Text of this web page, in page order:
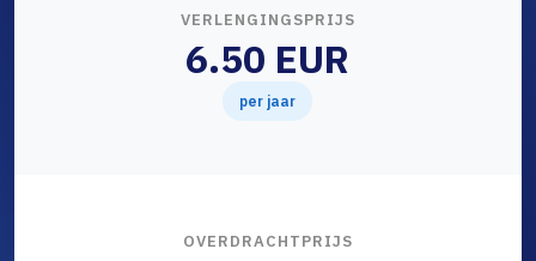
VERLENGINGSPRIJS
6.50 EUR
per jaar
OVERDRACHTPRIJS